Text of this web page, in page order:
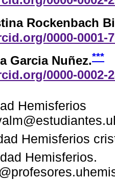
Rockenbach
0000-0001-
Garcia Nuñez.***
0000-0002-
Hemisferios
Hemisferios
Hemisferios.